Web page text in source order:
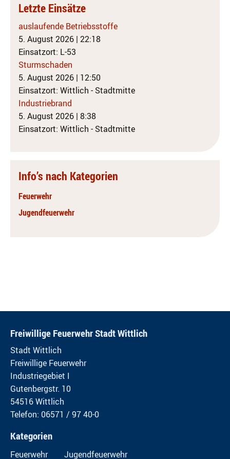
Letzte Einsätze
auslaufende Betriebsstoffe
5. August 2026 | 22:18
Einsatzort: L-53
Sturmschaden
5. August 2026 | 12:50
Einsatzort: Wittlich - Stadtmitte
Industriebrand
5. August 2026 | 8:38
Einsatzort: Wittlich - Stadtmitte
Info’s nach Kategorien
Feuerwehr
Jugendfeuerwehr
Freiwillige Feuerwehr Stadt Wittlich
Stadt Wittlich
Freiwillige Feuerwehr
Industriegebiet I
Gutenbergstr. 10
54516 Wittlich
Telefon: 06571 / 97 40-0
Kategorien
Feuerwehr Jugendfeuerwehr